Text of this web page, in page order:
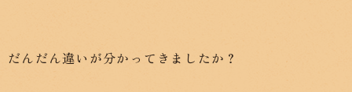
だんだん違いが分かってきましたか？